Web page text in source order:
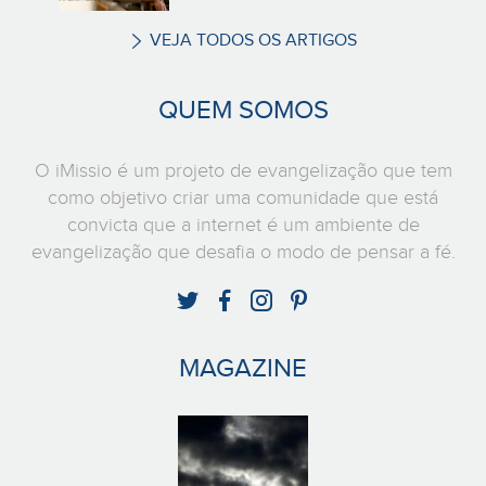
VEJA TODOS OS ARTIGOS
QUEM SOMOS
O iMissio é um projeto de evangelização que tem
como objetivo criar uma comunidade que está
convicta que a internet é um ambiente de
evangelização que desafia o modo de pensar a fé.
MAGAZINE